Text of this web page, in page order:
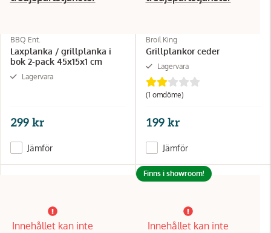
BBQ Ent.
Laxplanka / grillplanka i
bok 2-pack 45x15x1 cm
Lagervara
299 kr
Jämför
Broil King
Grillplankor ceder
Lagervara
(1 omdöme)
199 kr
Jämför
Innehållet kan inte
Innehållet kan inte
Finns i showroom!